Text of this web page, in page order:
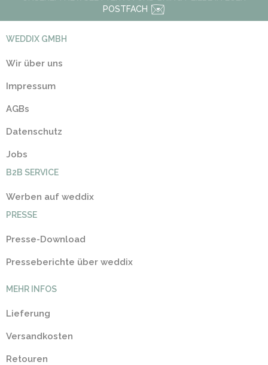
POSTFACH
WEDDIX GMBH
Wir über uns
Impressum
AGBs
Datenschutz
Jobs
B2B SERVICE
Werben auf weddix
PRESSE
Presse-Download
Presseberichte über weddix
MEHR INFOS
Lieferung
Versandkosten
Retouren